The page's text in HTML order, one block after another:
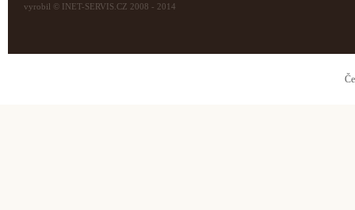
vyrobil © INET-SERVIS.CZ 2008 - 2014